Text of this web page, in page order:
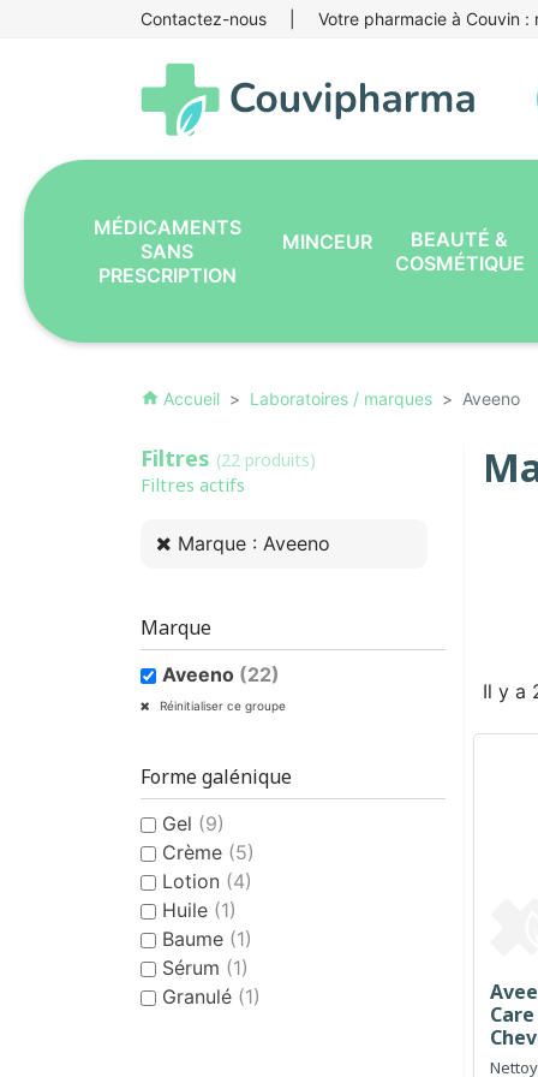
Contactez-nous Votre pharmacie à Couvin
MÉDICAMENTS
SANS
PRESCRIPTION
MINCEUR
BEAUTÉ &
COSMÉTIQUE
home Accueil Laboratoires / marques Aveeno
Filtres (22 produits)
Filtres actifs
Marque : Aveeno
Marque
Aveeno (22)
Réinitialiser ce groupe
Forme galénique
Gel (9)
Crème (5)
Lotion (4)
Huile (1)
Baume (1)
Sérum (1)
Granulé (1)
Il y a
250